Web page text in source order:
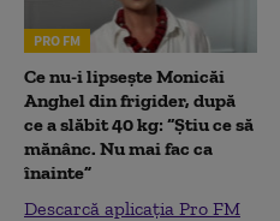
PRO FM
Ce nu-i lipsește Monicăi
Anghel din frigider, după
ce a slăbit 40 kg: “Știu ce să
mănânc. Nu mai fac ca
înainte”
Descarcă aplicația Pro FM